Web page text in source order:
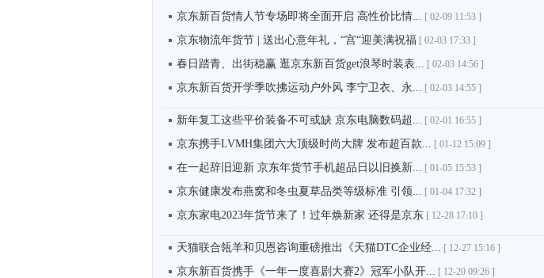
京东新百货情人节专场即将全面开启 高性价比情... [ 02-09 11:53 ]
京东物流年货节 | 送出心意年礼，“宫“迎美满祝福 [ 02-03 17:33 ]
春日踏青、出街稳赢 逛京东新百货get浪琴时装表... [ 02-03 14:56 ]
京东新百货开学季吹拂运动户外风 李宁卫衣、永... [ 02-03 14:55 ]
新年复工这些平价装备不可或缺 京东电脑数码超... [ 02-01 16:55 ]
京东携手LVMH集团六大顶级时尚大牌 发布超百款... [ 01-12 15:09 ]
在一起辞旧迎新 京东年货节手机超品日以旧换新... [ 01-05 15:53 ]
京东健康发布燕窝和冬虫夏草品类等级标准 引领... [ 01-04 17:32 ]
京东家电2023年货节来了！过年焕新家 还得是京东 [ 12-28 17:10 ]
天猫联合瓴羊和贝恩咨询重磅推出《天猫DTC企业经... [ 12-27 15:16 ]
京东新百货携手《一年一度喜剧大赛2》冠军小队开... [ 12-20 09:26 ]